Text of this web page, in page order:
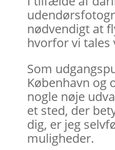
nødvendigt at
hvorfor vi tales
Som
København og
nogle nøje
et sted, der
dig, er jeg
muligheder.